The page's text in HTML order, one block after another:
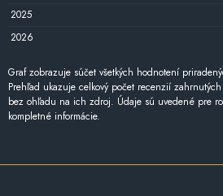
2025
2026
Graf zobrazuje súčet všetkých hodnotení
Prehľad ukazuje celkový počet recenzií
bez ohľadu na ich zdroj. Údaje sú uvedené pre
kompletné informácie.